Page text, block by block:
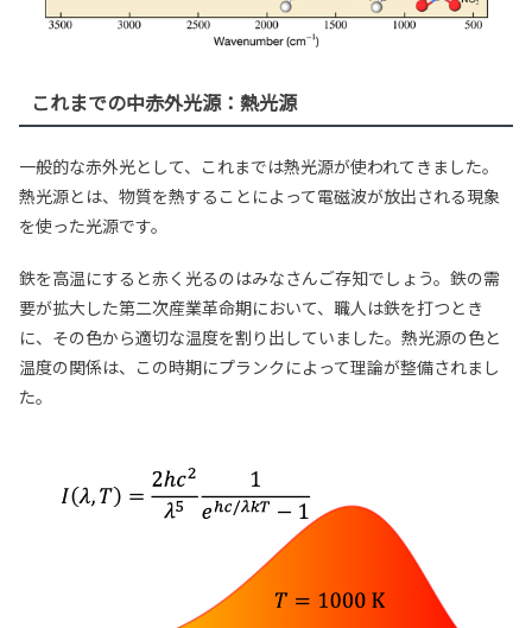
これまでの中赤外光源：熱光源
一般的な赤外光として、これまでは熱光源が使われてきました。
熱光源とは、物質を熱することによって電磁波が放出される現象
を使った光源です。
鉄を高温にすると赤く光るのはみなさんご存知でしょう。鉄の需
要が拡大した第二次産業革命期において、職人は鉄を打つとき
に、その色から適切な温度を割り出していました。熱光源の色と
温度の関係は、この時期にプランクによって理論が整備されまし
た。